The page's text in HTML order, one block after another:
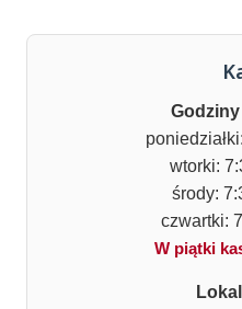
wtorki:
środy:
czwartki:
W piątki